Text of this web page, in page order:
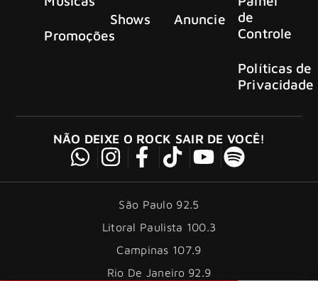
Promoções
Shows Anuncie
de
Controle
Políticas de
Privacidade
NÃO DEIXE O ROCK SAIR DE VOCÊ!
São Paulo 92.5
Litoral Paulista 100.3
Campinas 107.9
Rio De Janeiro 92.9